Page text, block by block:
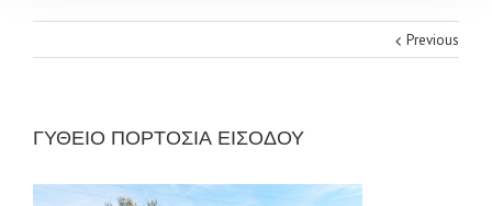
Previous
ΓΥΘΕΙΟ ΠΟΡΤΟΣΙΑ ΕΙΣΟΔΟΥ